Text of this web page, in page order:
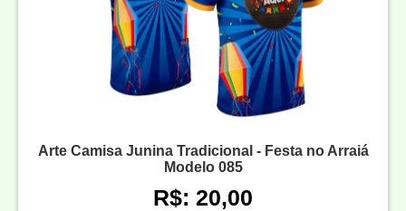
Arte Camisa Junina Tradicional - Festa no Arraiá
Modelo 085
R$: 20,00